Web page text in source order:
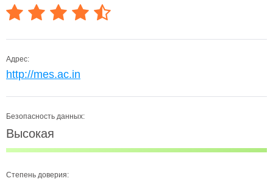
Адрес:
http://mes.ac.in
Безопасность данных:
Высокая
Степень доверия: